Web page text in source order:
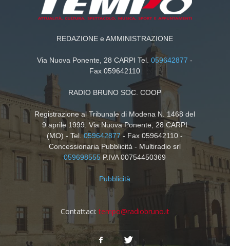
REDAZIONE e AMMINISTRAZIONE
Via Nuova Ponente, 28 CARPI Tel.059642877 -
Fax 059642110
RADIO BRUNO SOC. COOP
Registrazione al Tribunale di Modena N. 1468 del
9 aprile 1999. Via Nuova Ponente, 28 CARPI
(MO) - Tel.059642877- Fax 059642110 -
Concessionaria Pubblicità - Multiradio srl
059698555 P.IVA 00754450369
Pubblicità
Contattaci: tempo@radiobruno.it